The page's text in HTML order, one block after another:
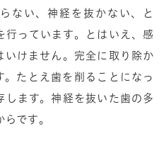
ない、神経を抜かない、と
行っています。とはいえ、感
いけません。完全に取り除か
たとえ歯を削ることになっ
ます。神経を抜いた歯の多
です。